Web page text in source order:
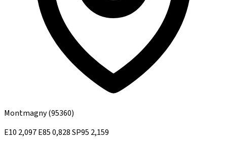
Montmagny(95360)
E10 2,097E850,828SP95 2,159